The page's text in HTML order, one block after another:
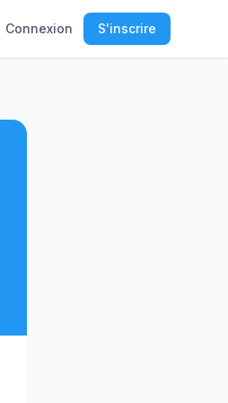
Connexion S'inscrire